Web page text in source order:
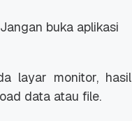
buka aplikasi
layar monitor, hasil
data atau file.